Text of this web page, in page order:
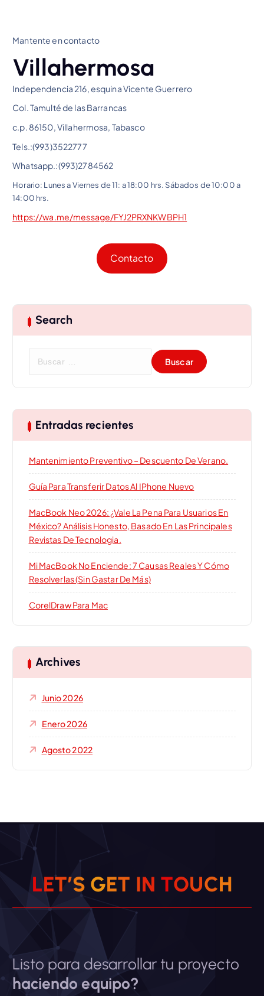
Mantente en contacto
Villahermosa
Independencia 216, esquina Vicente Guerrero
Col. Tamulté de las Barrancas
c.p. 86150, Villahermosa, Tabasco
Tels.:(993)3522777
Whatsapp.:(993)2784562
Horario: Lunes a Viernes de 11: a 18:00 hrs. Sábados de 10:00 a
14:00 hrs.
https://wa.me/message/FYJ2PRXNKWBPH1
Contacto
Search
a
r Entradas recientes
Mantenimiento Preventivo – Descuento De Verano.
Guía Para Transferir Datos Al IPhone Nuevo
MacBook Neo 2026: ¿Vale La Pena Para Usuarios En
México? Análisis Honesto, Basado En Las Principales
Revistas De Tecnologia.
Mi MacBook No Enciende: 7 Causas Reales Y Cómo
Resolverlas (sin Gastar De Más)
CorelDraw Para Mac
Archives
Junio 2026
Enero 2026
Agosto 2022
LET’S GET IN TOUCH
Listo para desarrollar tu proyecto
haciendo equipo?